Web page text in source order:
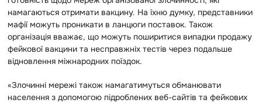
намагаються отримати вакцину. На їхню думку, представники
мафії можуть проникати в ланцюги поставок. Також
організація вважає, що можуть поширитися випадки продажу
фейкової вакцини та несправжніх тестів через подальше
відновлення міжнародних поїздок.
«Злочинні мережі також намагатимуться обманювати
населення з допомогою підроблених веб-сайтів та фейкових